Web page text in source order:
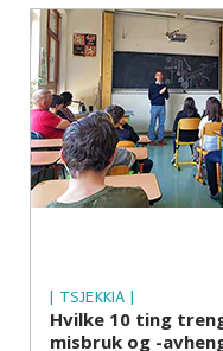
| TSJEKKIA |
Hvilke 10 ting
misbruk og -